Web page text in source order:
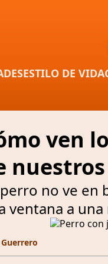
ESTILO DE VIDA
ven
no ve en
ventana a